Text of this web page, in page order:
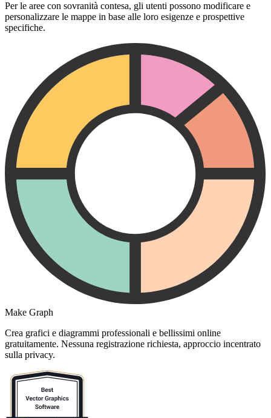
Per le aree con sovranità contesa, gli utenti possono modificare e
personalizzare le mappe in base alle loro esigenze e prospettive
specifiche.
Make Graph
Crea grafici e diagrammi professionali e bellissimi online
gratuitamente. Nessuna registrazione richiesta, approccio incentrato
sulla privacy.